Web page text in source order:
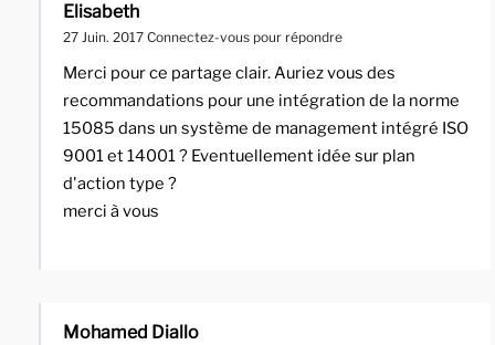
Elisabeth
27 Juin. 2017 Connectez-vous pour répondre
Merci pour ce partage clair. Auriez vous des
recommandations pour une intégration de la norme
15085 dans un système de management intégré ISO
9001 et 14001 ? Eventuellement idée sur plan
d'action type ?
merci à vous
Mohamed Diallo